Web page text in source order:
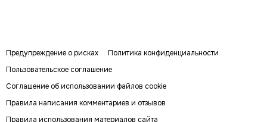
Предупреждение о рисках
Политика конфиденциальности
Пользовательское соглашение
Соглашение об использовании файлов cookie
Правила написания комментариев и отзывов
Правила использования материалов сайта